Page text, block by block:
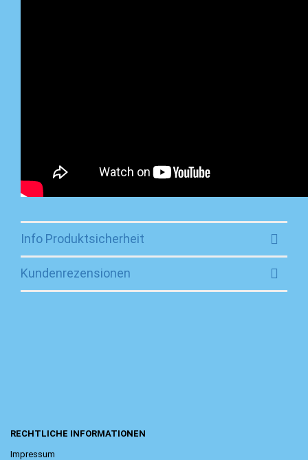
Info Produktsicherheit
Kundenrezensionen
RECHTLICHE INFORMATIONEN
Impressum